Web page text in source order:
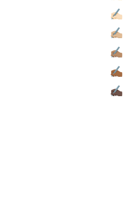
✍🏻
✍🏼
✍🏽
✍🏾
✍🏿